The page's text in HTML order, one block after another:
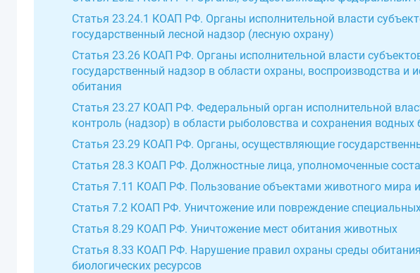
Статья 23.24.1 КОАП РФ. Органы исполнительной власти
государственный лесной надзор (лесную охрану)
Статья 23.26 КОАП РФ. Органы исполнительной власти
государственный надзор в области охраны, воспроизводства
обитания
Статья 23.27 КОАП РФ. Федеральный орган исполнительной
контроль (надзор) в области рыболовства и сохранения водных
Статья 23.29 КОАП РФ. Органы, осуществляющие
Статья 28.3 КОАП РФ. Должностные лица, уполномоченные
Статья 7.11 КОАП РФ. Пользование объектами животного мира
Статья 7.2 КОАП РФ. Уничтожение или повреждение
Статья 8.29 КОАП РФ. Уничтожение мест обитания животных
Статья 8.33 КОАП РФ. Нарушение правил охраны среды
биологических ресурсов